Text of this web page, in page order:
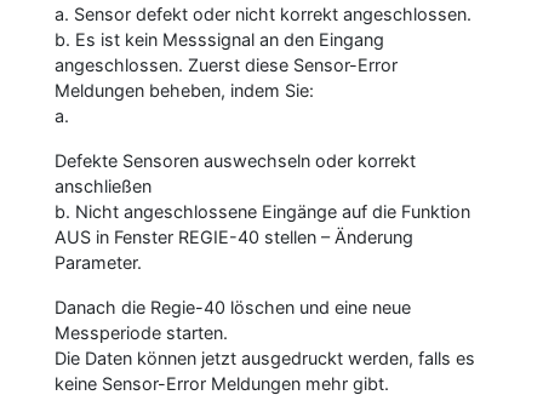
a. Sensor defekt oder nicht korrekt angeschlossen.
b. Es ist kein Messsignal an den Eingang
angeschlossen. Zuerst diese Sensor-Error
Meldungen beheben, indem Sie:
a.
Defekte Sensoren auswechseln oder korrekt
anschließen
b. Nicht angeschlossene Eingänge auf die Funktion
AUS in Fenster REGIE-40 stellen – Änderung
Parameter.
Danach die Regie-40 löschen und eine neue
Messperiode starten.
Die Daten können jetzt ausgedruckt werden, falls es
keine Sensor-Error Meldungen mehr gibt.